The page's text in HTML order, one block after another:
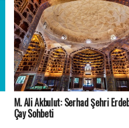
M. Ali Akbulut: Serhad Şehri
Çay Sohbeti